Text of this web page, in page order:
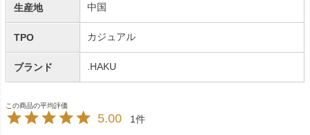
生産地 中国
TPO カジュアル
ブランド .HAKU
5.00 1